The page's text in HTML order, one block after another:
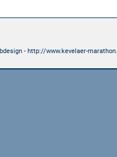
- http://www.kevelaer-